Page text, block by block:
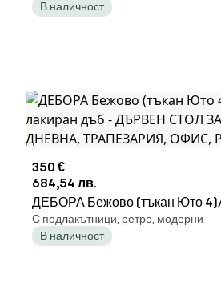
ДНЕВНА/ ТРАПЕЗАРИЯ/
В наличност
350 €
684,54 лв.
ДЕБОРА Бежово (тъкан Юто
лакиран дъб - ДЪРВЕН СТОЛ ЗА
ДНЕВНА, ТРАПЕЗАРИЯ, ОФИС,
С подлакътници, ретро, модерни
В наличност